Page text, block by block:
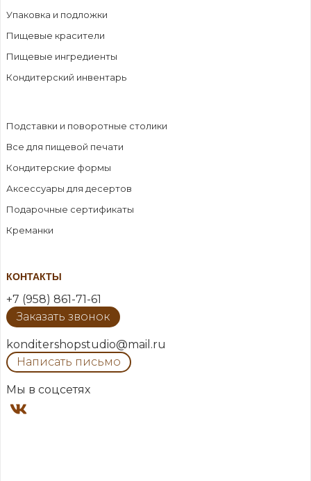
Упаковка и подложки
Пищевые красители
Пищевые ингредиенты
Кондитерский инвентарь
Подставки и поворотные столики
Все для пищевой печати
Кондитерские формы
Аксессуары для десертов
Подарочные сертификаты
Креманки
КОНТАКТЫ
+7 (958) 861-71-61
Заказать звонок
konditershopstudio@mail.ru
Написать письмо
Мы в соцсетях